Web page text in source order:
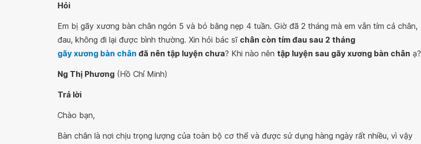
Hỏi‌ ‌
Em bị gãy xương bàn chân ngón 5 và bó bằng nẹp 4 tuần. Giờ đã 2 tháng mà em vẫn tím cả chân,
đau, không đi lại được bình thường. Xin hỏi bác sĩ chân còn tím đau sau 2 tháng
gãy xương bàn chân đã nên tập luyện chưa? Khi nào nên tập luyện sau gãy xương bàn chân ạ?
Ng Thị Phương (Hồ Chí Minh)
Trả‌ ‌lời‌
Chào bạn,
Bàn chân là nơi chịu trọng lượng của toàn bộ cơ thể và được sử dụng hàng ngày rất nhiều, vì vậy